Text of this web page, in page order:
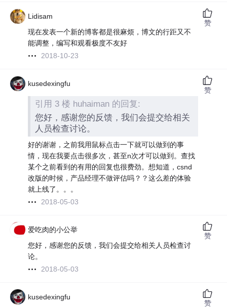
Lidisam
现在发表一个新的博客都是很麻烦，博文的行距又不
能调整，编写和观看极度不友好
2018-10-23
赞
kusedexingfu
引用 3 楼 huhaiman 的回复:
您好，感谢您的反馈，我们会提交给相关
人员检查讨论。
好的谢谢，之前我用鼠标点击一下就可以做到的事
情，现在我要点击很多次，甚至n次才可以做到。查找
某个之前看到的有用的回复也很费劲。想知道，csnd
改版的时候，产品经理不做评估吗？？这么差的体验
就上线了。。。
2018-05-03
赞
爱吃肉的小公举
您好，感谢您的反馈，我们会提交给相关人员检查讨
论。
2018-05-03
赞
kusedexingfu
赞